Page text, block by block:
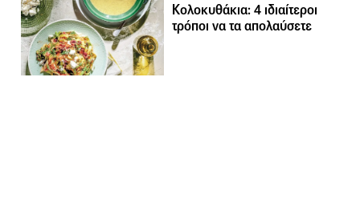
Κολοκυθάκια: 4 ιδιαίτεροι
τρόποι να τα απολαύσετε